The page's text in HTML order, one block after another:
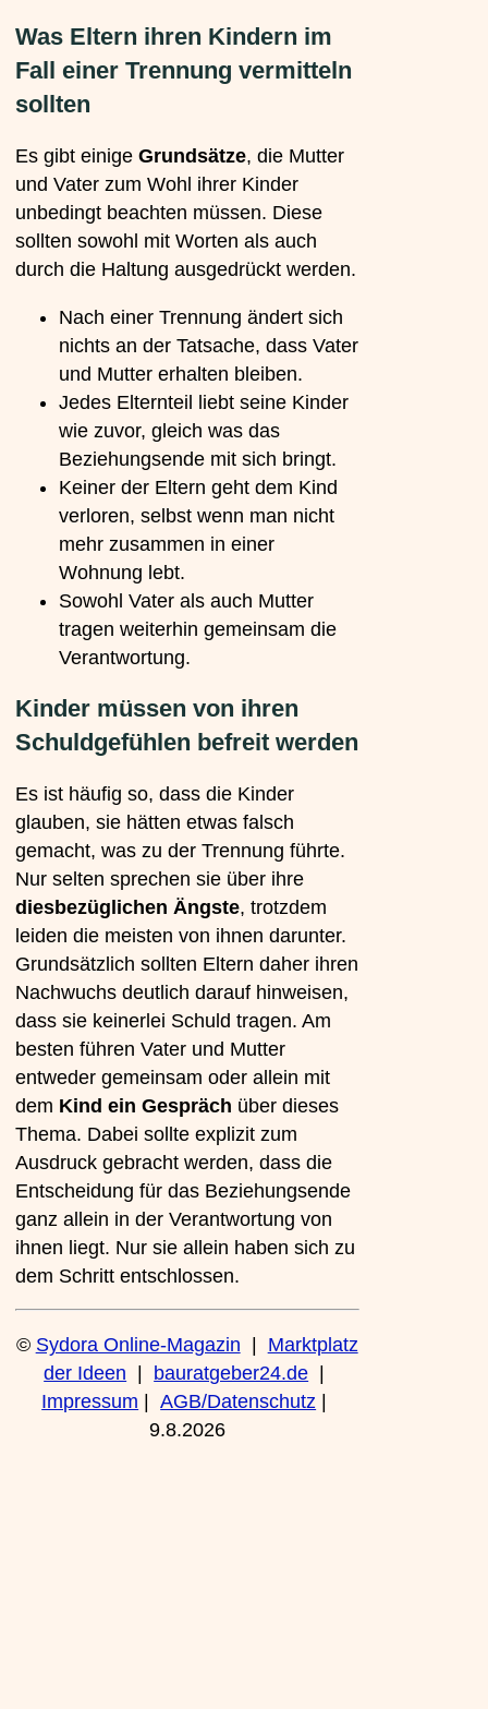
Was Eltern ihren Kindern im
Fall einer Trennung vermitteln
sollten
Es gibt einige Grundsätze, die Mutter
und Vater zum Wohl ihrer Kinder
unbedingt beachten müssen. Diese
sollten sowohl mit Worten als auch
durch die Haltung ausgedrückt werden.
Nach einer Trennung ändert sich
nichts an der Tatsache, dass Vater
und Mutter erhalten bleiben.
Jedes Elternteil liebt seine Kinder
wie zuvor, gleich was das
Beziehungsende mit sich bringt.
Keiner der Eltern geht dem Kind
verloren, selbst wenn man nicht
mehr zusammen in einer
Wohnung lebt.
Sowohl Vater als auch Mutter
tragen weiterhin gemeinsam die
Verantwortung.
Kinder müssen von ihren
Schuldgefühlen befreit werden
Es ist häufig so, dass die Kinder
glauben, sie hätten etwas falsch
gemacht, was zu der Trennung führte.
Nur selten sprechen sie über ihre
diesbezüglichen Ängste, trotzdem
leiden die meisten von ihnen darunter.
Grundsätzlich sollten Eltern daher ihren
Nachwuchs deutlich darauf hinweisen,
dass sie keinerlei Schuld tragen. Am
besten führen Vater und Mutter
entweder gemeinsam oder allein mit
dem Kind ein Gespräch über dieses
Thema. Dabei sollte explizit zum
Ausdruck gebracht werden, dass die
Entscheidung für das Beziehungsende
ganz allein in der Verantwortung von
ihnen liegt. Nur sie allein haben sich zu
dem Schritt entschlossen.
© Sydora Online-Magazin | Marktplatz
der Ideen | bauratgeber24.de |
Impressum |AGB/Datenschutz |
9.8.2026